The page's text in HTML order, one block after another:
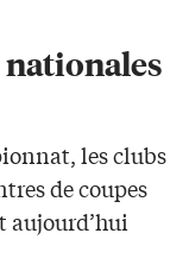
nationales
les clubs
de coupes
aujourd’hui